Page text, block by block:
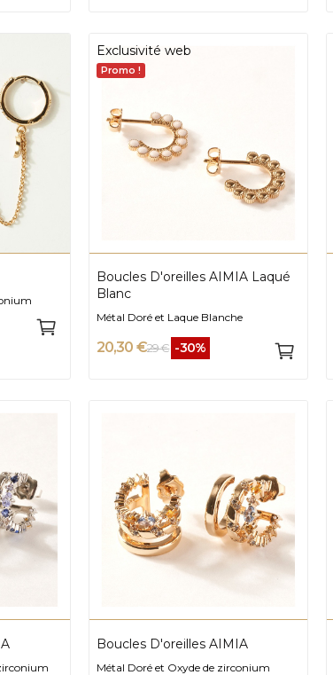
Exclusivité web
Promo !
Boucles D'oreilles AIMIA Laqué
Blanc
Métal Doré et Laque Blanche
20,30 €29 € -30%
Boucles D'oreilles AIMIA
Métal Doré et Oxyde de zirconium